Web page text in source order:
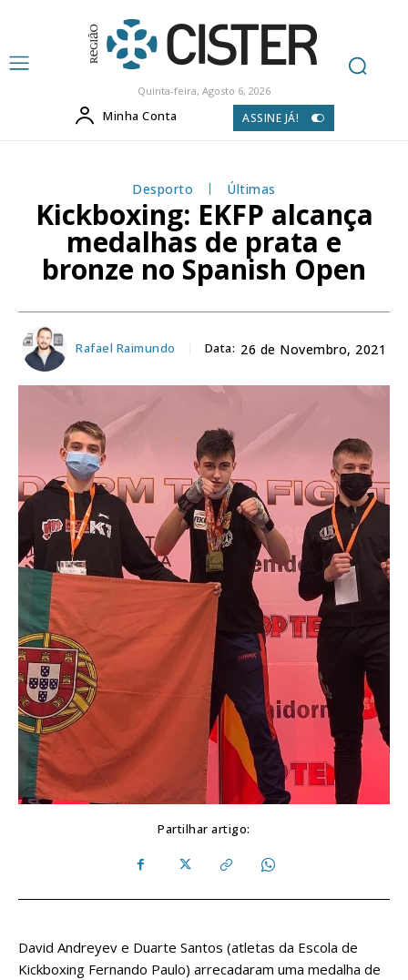
Quinta-feira, Agosto 6, 2026
Minha Conta ASSINE JÁ!
Desporto Últimas
Kickboxing: EKFP alcança
medalhas de prata e
bronze no Spanish Open
Rafael Raimundo Data: 26 de Novembro, 2021
Partilhar artigo:
David Andreyev e Duarte Santos (atletas da Escola de
Kickboxing Fernando Paulo) arrecadaram uma medalha de